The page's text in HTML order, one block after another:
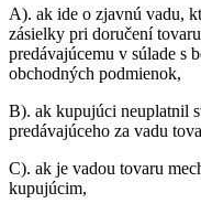
A). ak ide o zjavnú vadu,
zásielky pri doručení
predávajúcemu v súlade s
obchodných podmienok,
B). ak kupujúci neuplatnil
predávajúceho za vadu
C). ak je vadou tovaru
kupujúcim,